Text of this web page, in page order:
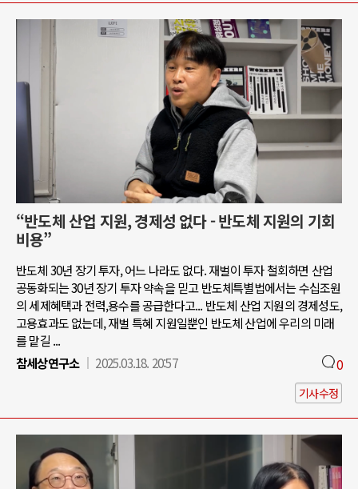
“반도체 산업 지원, 경제성 없다 - 반도체 지원의 기회
비용”
반도체 30년 장기 투자, 어느 나라도 없다. 재벌이 투자 철회하면 산업
공동화되는 30년 장기 투자 약속을 믿고 반도체특별법에서는 수십조원
의 세제혜택과 전력,용수를 공급한다고... 반도체 산업 지원의 경제성도,
고용효과도 없는데, 재벌 특혜 지원일뿐인 반도체 산업에 우리의 미래
를 맡길 ...
참세상연구소
2025.03.18. 20:57 0
기사수정